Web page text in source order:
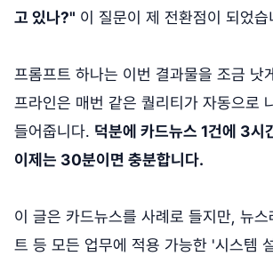
고 있나?" 이 질문이 제 전환점이 되었습
프롬프트 하나는 이번 결과물을 조금 낫
프라인은 매번 같은 퀄리티가 자동으로
들어줍니다. 덕분에 카드뉴스 1건에 3시
이제는 30분이면 충분합니다.
이 글은 카드뉴스를 사례로 들지만, 뉴스
트 등 모든 업무에 적용 가능한 '시스템